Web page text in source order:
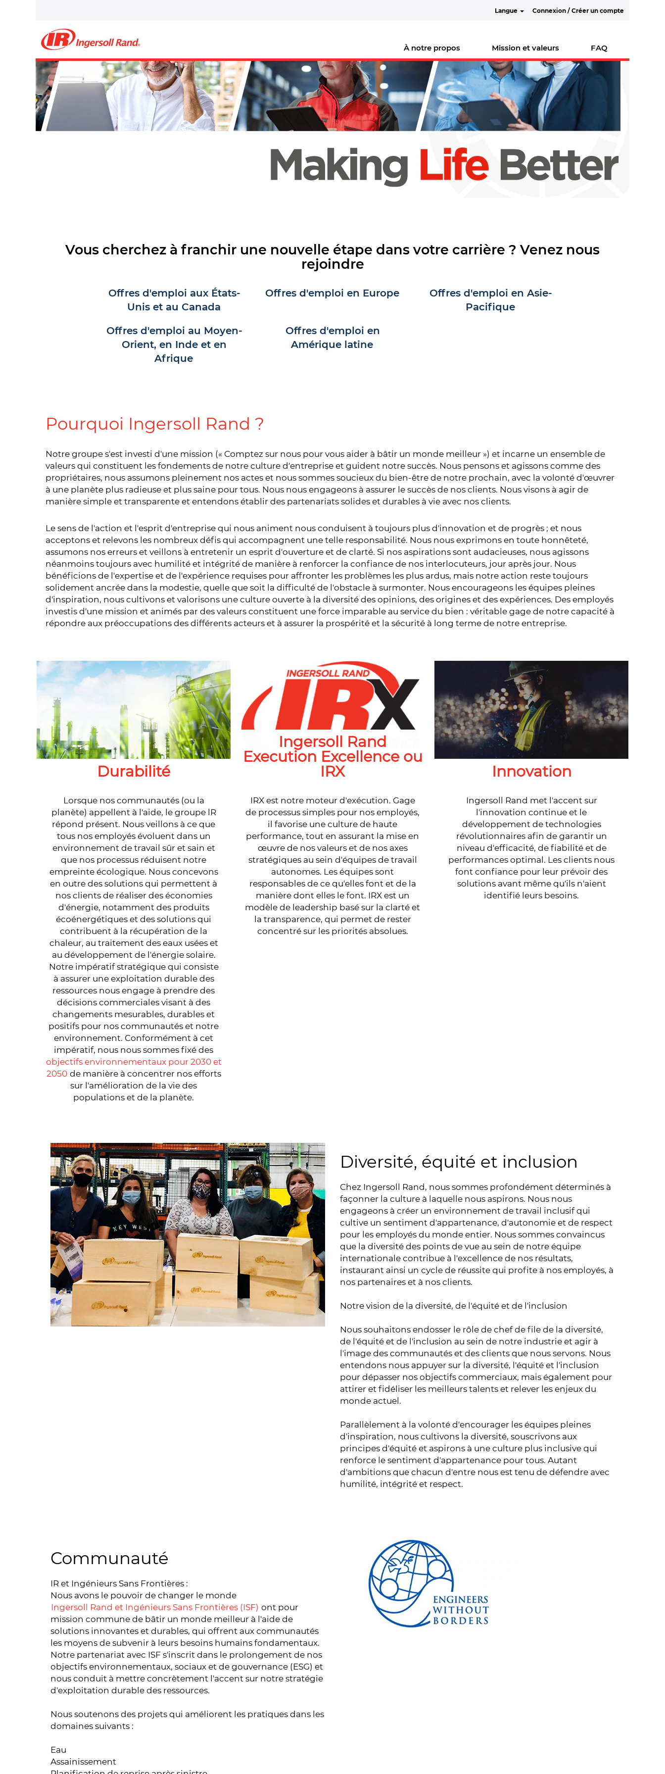
Langue Connexion / Créer un compte
À notre propos Mission et valeurs FAQ
Vous cherchez à franchir une nouvelle étape dans votre carrière ? Venez nous
rejoindre
Offres d'emploi aux États-
Unis et au Canada
Offres d'emploi en Europe
Offres d'emploi en Asie-
Pacifique
Offres d'emploi au Moyen-
Orient, en Inde et en
Afrique
Offres d'emploi en
Amérique latine
Pourquoi Ingersoll Rand ?
Notre groupe s'est investi d'une mission (« Comptez sur nous pour vous aider à bâtir un monde meilleur ») et incarne un ensemble de
valeurs qui constituent les fondements de notre culture d'entreprise et guident notre succès. Nous pensons et agissons comme des
propriétaires, nous assumons pleinement nos actes et nous sommes soucieux du bien-être de notre prochain, avec la volonté d'œuvrer
à une planète plus radieuse et plus saine pour tous. Nous nous engageons à assurer le succès de nos clients. Nous visons à agir de
manière simple et transparente et entendons établir des partenariats solides et durables à vie avec nos clients.
Le sens de l'action et l'esprit d'entreprise qui nous animent nous conduisent à toujours plus d'innovation et de progrès ; et nous
acceptons et relevons les nombreux défis qui accompagnent une telle responsabilité. Nous nous exprimons en toute honnêteté,
assumons nos erreurs et veillons à entretenir un esprit d'ouverture et de clarté. Si nos aspirations sont audacieuses, nous agissons
néanmoins toujours avec humilité et intégrité de manière à renforcer la confiance de nos interlocuteurs, jour après jour. Nous
bénéficions de l'expertise et de l'expérience requises pour affronter les problèmes les plus ardus, mais notre action reste toujours
solidement ancrée dans la modestie, quelle que soit la difficulté de l'obstacle à surmonter. Nous encourageons les équipes pleines
d'inspiration, nous cultivons et valorisons une culture ouverte à la diversité des opinions, des origines et des expériences. Des employés
investis d'une mission et animés par des valeurs constituent une force imparable au service du bien : véritable gage de notre capacité à
répondre aux préoccupations des différents acteurs et à assurer la prospérité et la sécurité à long terme de notre entreprise.
Durabilité
Lorsque nos communautés (ou la
planète) appellent à l'aide, le groupe lR
répond présent. Nous veillons à ce que
tous nos employés évoluent dans un
environnement de travail sûr et sain et
que nos processus réduisent notre
empreinte écologique. Nous concevons
en outre des solutions qui permettent à
nos clients de réaliser des économies
d'énergie, notamment des produits
écoénergétiques et des solutions qui
contribuent à la récupération de la
chaleur, au traitement des eaux usées et
au développement de l'énergie solaire.
Notre impératif stratégique qui consiste
à assurer une exploitation durable des
ressources nous engage à prendre des
décisions commerciales visant à des
changements mesurables, durables et
positifs pour nos communautés et notre
environnement. Conformément à cet
impératif, nous nous sommes fixé des
objectifs environnementaux pour 2030 et
2050 de manière à concentrer nos efforts
sur l'amélioration de la vie des
populations et de la planète.
Ingersoll Rand
Execution Excellence ou
IRX
IRX est notre moteur d'exécution. Gage
de processus simples pour nos employés,
il favorise une culture de haute
performance, tout en assurant la mise en
œuvre de nos valeurs et de nos axes
stratégiques au sein d'équipes de travail
autonomes. Les équipes sont
responsables de ce qu'elles font et de la
manière dont elles le font. IRX est un
modèle de leadership basé sur la clarté et
la transparence, qui permet de rester
concentré sur les priorités absolues.
Innovation
Ingersoll Rand met l'accent sur
l'innovation continue et le
développement de technologies
révolutionnaires afin de garantir un
niveau d'efficacité, de fiabilité et de
performances optimal. Les clients nous
font confiance pour leur prévoir des
solutions avant même qu'ils n'aient
identifié leurs besoins.
Diversité, équité et inclusion
Chez Ingersoll Rand, nous sommes profondément déterminés à
façonner la culture à laquelle nous aspirons. Nous nous
engageons à créer un environnement de travail inclusif qui
cultive un sentiment d'appartenance, d'autonomie et de respect
pour les employés du monde entier. Nous sommes convaincus
que la diversité des points de vue au sein de notre équipe
internationale contribue à l'excellence de nos résultats,
instaurant ainsi un cycle de réussite qui profite à nos employés, à
nos partenaires et à nos clients.
Notre vision de la diversité, de l'équité et de l'inclusion
Nous souhaitons endosser le rôle de chef de file de la diversité,
de l'équité et de l'inclusion au sein de notre industrie et agir à
l'image des communautés et des clients que nous servons. Nous
entendons nous appuyer sur la diversité, l'équité et l'inclusion
pour dépasser nos objectifs commerciaux, mais également pour
attirer et fidéliser les meilleurs talents et relever les enjeux du
monde actuel.
Parallèlement à la volonté d'encourager les équipes pleines
d'inspiration, nous cultivons la diversité, souscrivons aux
principes d'équité et aspirons à une culture plus inclusive qui
renforce le sentiment d'appartenance pour tous. Autant
d'ambitions que chacun d'entre nous est tenu de défendre avec
humilité, intégrité et respect.
Communauté
IR et Ingénieurs Sans Frontières :
Nous avons le pouvoir de changer le monde
Ingersoll Rand et Ingénieurs Sans Frontières (ISF) ont pour
mission commune de bâtir un monde meilleur à l'aide de
solutions innovantes et durables, qui offrent aux communautés
les moyens de subvenir à leurs besoins humains fondamentaux.
Notre partenariat avec ISF s'inscrit dans le prolongement de nos
objectifs environnementaux, sociaux et de gouvernance (ESG) et
nous conduit à mettre concrètement l'accent sur notre stratégie
d'exploitation durable des ressources.
Nous soutenons des projets qui améliorent les pratiques dans les
domaines suivants :
Eau
Assainissement